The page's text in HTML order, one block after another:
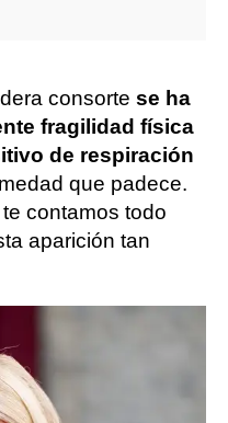
consorte se ha
fragilidad física
de respiración
que padece.
contamos todo
aparición tan